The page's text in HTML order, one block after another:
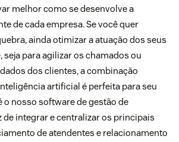
melhor como se desenvolve a
de cada empresa. Se você quer
ainda otimizar a atuação dos seus
seja para agilizar os chamados ou
dos clientes, a combinação
artificial é perfeita para seu
o nosso software de gestão de
de integrar e centralizar os principais
de atendentes e relacionamento